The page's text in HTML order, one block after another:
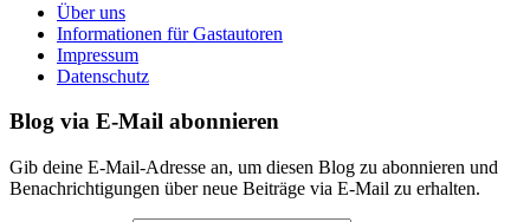
Über uns
Informationen für Gastautoren
Impressum
Datenschutz
Blog via E-Mail abonnieren
Gib deine E-Mail-Adresse an, um diesen Blog zu abonnieren und
Benachrichtigungen über neue Beiträge via E-Mail zu erhalten.